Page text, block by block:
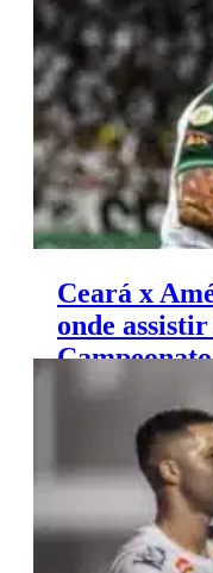
Ceará x
onde assistir
(18/11)